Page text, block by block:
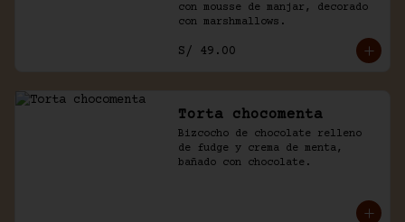
con mousse de manjar, decorado
con marshmallows.
S/ 49.00
Torta chocomenta
Bizcocho de chocolate relleno
de fudge y crema de menta,
bañado con chocolate.